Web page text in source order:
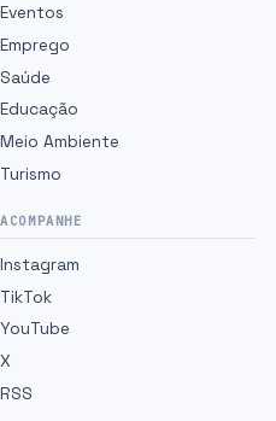
Eventos
Emprego
Saúde
Educação
Meio Ambiente
Turismo
ACOMPANHE
Instagram
TikTok
YouTube
X
RSS